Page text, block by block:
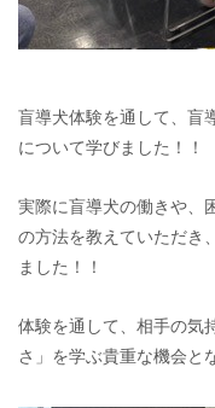
盲導犬体験を通して、盲
について学びました！！
実際に盲導犬の働きや、
の方法を教えていただき
ました！！
体験を通して、相手の気
さ」を学ぶ貴重な機会と